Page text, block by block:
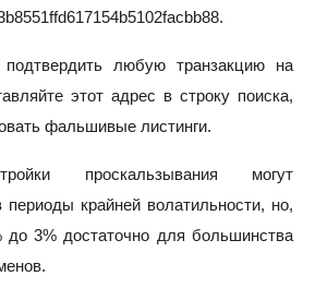
награды ежедневно
любую транзакцию на
этот адрес в строку поиска,
фальшивые листинги.
проскальзывания могут
периоды крайней волатильности, но,
до 3% достаточно для большинства